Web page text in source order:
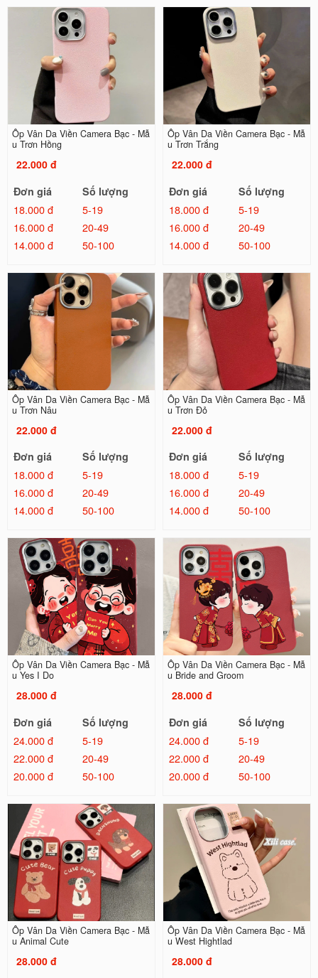
Ốp Vân Da Viền Camera Bạc - Mẫ
u Trơn Hồng
22.000 đ
Đơn giá
Số lượng
18.000 đ
5-19
16.000 đ
20-49
14.000 đ
50-100
Ốp Vân Da Viền Camera Bạc - Mẫ
u Trơn Trắng
22.000 đ
Đơn giá
Số lượng
18.000 đ
5-19
16.000 đ
20-49
14.000 đ
50-100
Ốp Vân Da Viền Camera Bạc - Mẫ
u Trơn Nâu
22.000 đ
Đơn giá
Số lượng
18.000 đ
5-19
16.000 đ
20-49
14.000 đ
50-100
Ốp Vân Da Viền Camera Bạc - Mẫ
u Trơn Đỏ
22.000 đ
Đơn giá
Số lượng
18.000 đ
5-19
16.000 đ
20-49
14.000 đ
50-100
Ốp Vân Da Viền Camera Bạc - Mẫ
u Yes I Do
28.000 đ
Đơn giá
Số lượng
24.000 đ
5-19
22.000 đ
20-49
20.000 đ
50-100
Ốp Vân Da Viền Camera Bạc - Mẫ
u Bride and Groom
28.000 đ
Đơn giá
Số lượng
24.000 đ
5-19
22.000 đ
20-49
20.000 đ
50-100
Ốp Vân Da Viền Camera Bạc - Mẫ
u Animal Cute
28.000 đ
Ốp Vân Da Viền Camera Bạc - Mẫ
u West Hightlad
28.000 đ